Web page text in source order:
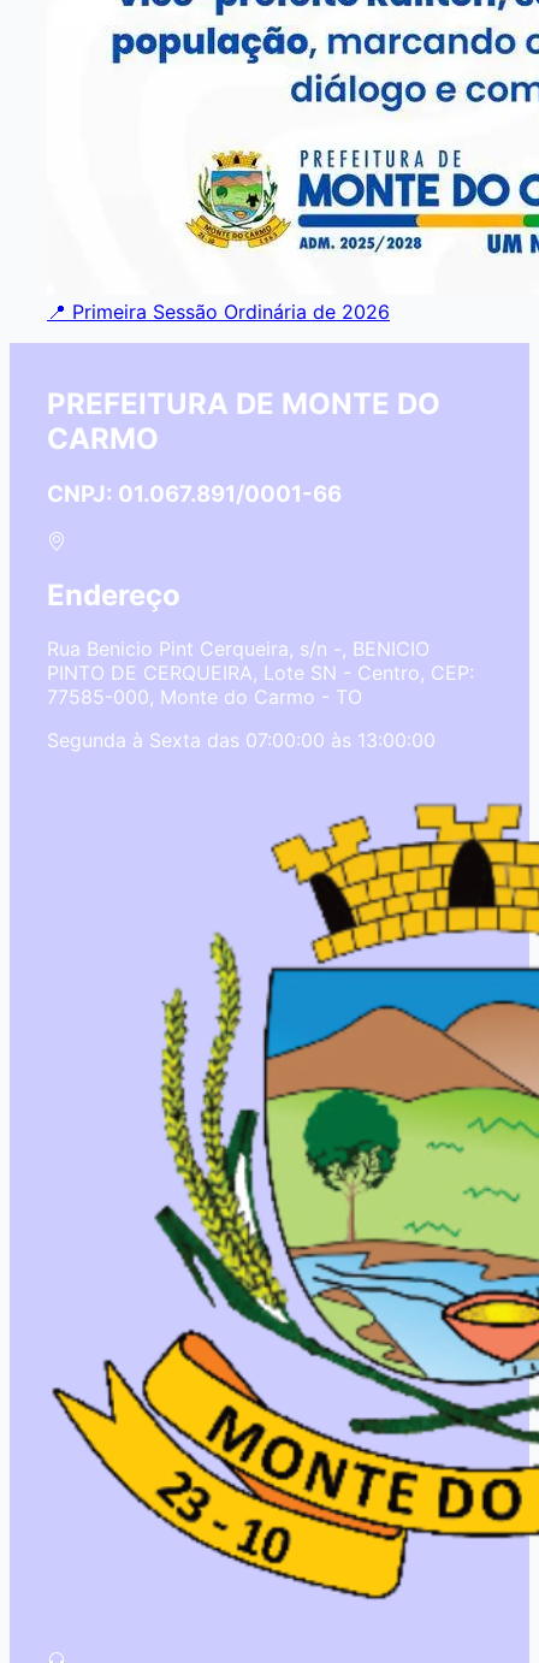
📍 Primeira Sessão Ordinária de 2026
PREFEITURA DE MONTE DO
CARMO
CNPJ: 01.067.891/0001-66
Endereço
Rua Benicio Pint Cerqueira, s/n -, BENICIO
PINTO DE CERQUEIRA, Lote SN - Centro, CEP:
77585-000, Monte do Carmo - TO
Segunda à Sexta das 07:00:00 às 13:00:00